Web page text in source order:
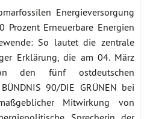
Energieversorgung
Erneuerbare Energien
So lautet die zentrale
Erklärung, die am 04. März
den fünf ostdeutschen
90/DIE GRÜNEN bei
Mitwirkung von